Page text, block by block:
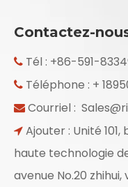
Contactez-
 Tél : +86-591-
 Téléphone : +
 Courriel :
 Ajouter : Unité
haute technologie
avenue No.20